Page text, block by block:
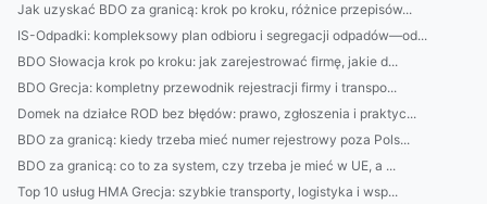
Jak uzyskać BDO za granicą: krok po kroku, różnice przepisów...
IS-Odpadki: kompleksowy plan odbioru i segregacji odpadów—od...
BDO Słowacja krok po kroku: jak zarejestrować firmę, jakie d...
BDO Grecja: kompletny przewodnik rejestracji firmy i transpo...
Domek na działce ROD bez błędów: prawo, zgłoszenia i praktyc...
BDO za granicą: kiedy trzeba mieć numer rejestrowy poza Pols...
BDO za granicą: co to za system, czy trzeba je mieć w UE, a ...
Top 10 usług HMA Grecja: szybkie transporty, logistyka i wsp...